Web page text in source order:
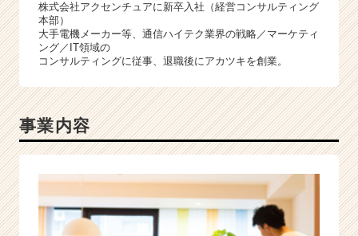
r
e
r）
株式会社アクセンチュアに新卒入社（経営コンサルティング
本部）
大手電機メーカー等、通信ハイテク業界の戦略／マーケティ
ング／IT領域の
コンサルティングに従事、退職後にアカツキを創業。
事業内容